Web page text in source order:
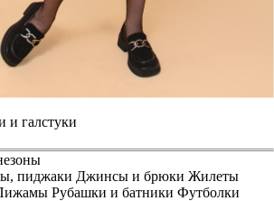
и галстуки
пиджаки Джинсы и брюки Жилеты
Рубашки и батники Футболки